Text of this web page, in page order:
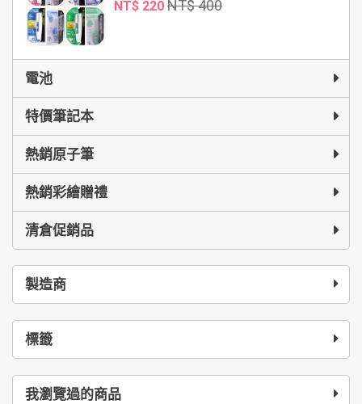
NT$ 220 NT$ 400
電池
特價筆記本
熱銷原子筆
熱銷彩繪贈禮
清倉促銷品
製造商
標籤
我瀏覽過的商品